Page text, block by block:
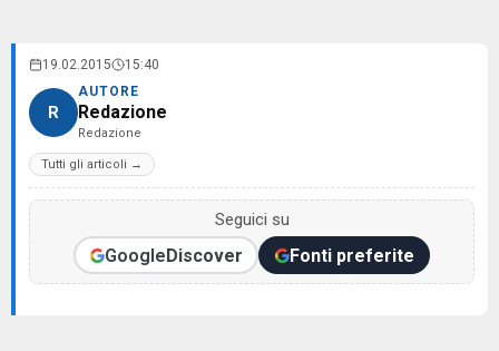
19.02.2015 15:40
R
AUTORE
Redazione
Redazione
Tutti gli articoli →
Seguici su
GoogleDiscover Fonti preferite